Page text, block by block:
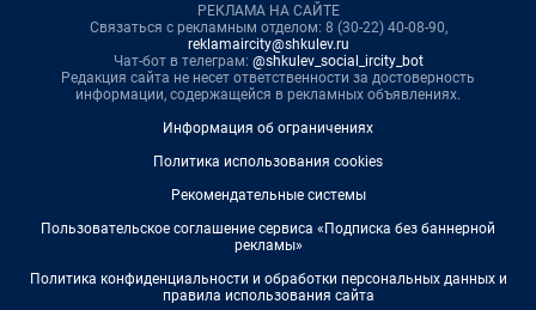
РЕКЛАМА НА САЙТЕ
Связаться с рекламным отделом: 8 (30-22) 40-08-90,
reklamaircity@shkulev.ru
Чат-бот в телеграм: @shkulev_social_ircity_bot
Редакция сайта не несет ответственности за достоверность
информации, содержащейся в рекламных объявлениях.
Информация об ограничениях
Политика использования cookies
Рекомендательные системы
Пользовательское соглашение сервиса «Подписка без баннерной
рекламы»
Политика конфиденциальности и обработки персональных данных и
правила использования сайта